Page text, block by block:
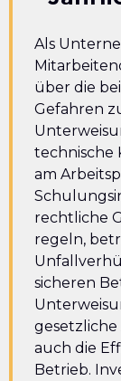
Als
über die
Gefahren
technische
am
rechtliche
regeln,
sicheren
auch die
Betrieb.